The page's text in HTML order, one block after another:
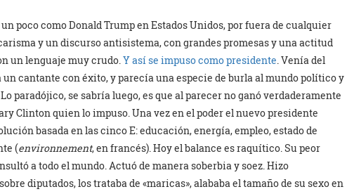
poco como Donald Trump en Estados Unidos, por fuera de cualquier
y un discurso antisistema, con grandes promesas y una actitud
un lenguaje muy crudo. Y así se impuso como presidente . Venía del
un cantante con éxito, y parecía una especie de burla al mundo político y
paradójico, se sabría luego, es que al parecer no ganó verdaderamente
Clinton quien lo impuso. Una vez en el poder el nuevo presidente
basada en las cinco E: educación, energía, empleo, estado de
(environnement, en francés). Hoy el balance es raquítico. Su peor
a todo el mundo. Actuó de manera soberbia y soez. Hizo
diputados, los trataba de «maricas», alababa el tamaño de su sexo en